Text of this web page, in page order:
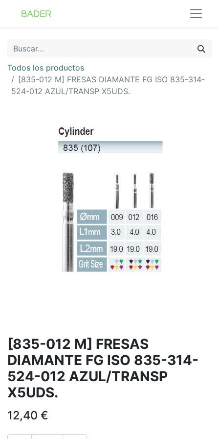
Todos los productos
[835-012 M] FRESAS DIAMANTE FG ISO 835-314-
524-012 AZUL/TRANSP X5UDS.
[835-012 M] FRESAS
DIAMANTE FG ISO 835-314-
524-012 AZUL/TRANSP
X5UDS.
12,40 €